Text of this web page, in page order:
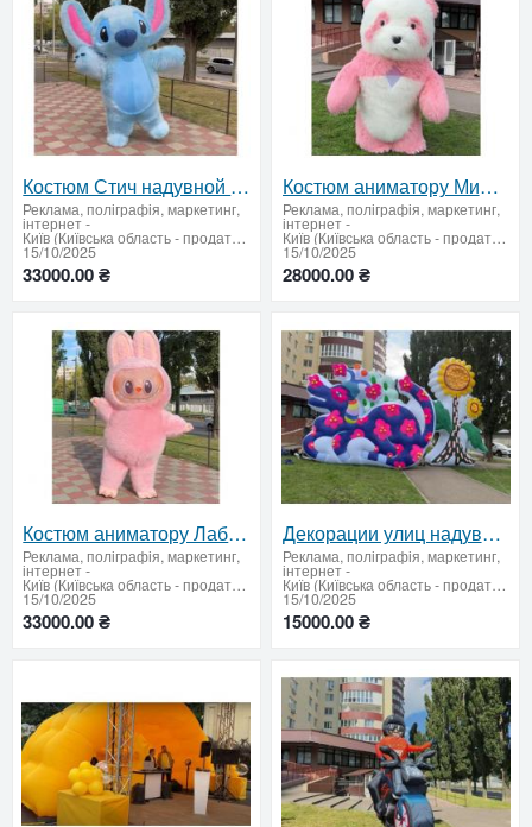
Костюм Стич надувной аниматору 250 см детские праздники, корпоративы
Реклама, поліграфія, маркетинг,
інтернет-
Київ (Київська область - продати купити)
15/10/2025
33000.00 ₴
Костюм аниматору Мишка 250 см, свобода движений, обзор, 4 часа работы
Реклама, поліграфія, маркетинг,
інтернет-
Київ (Київська область - продати купити)
15/10/2025
28000.00 ₴
Костюм аниматору Лабуба для развлечения детей, взрослых
Реклама, поліграфія, маркетинг,
інтернет-
Київ (Київська область - продати купити)
15/10/2025
33000.00 ₴
Декорации улиц надувные для оформления сцены, рекламы
Реклама, поліграфія, маркетинг,
інтернет-
Київ (Київська область - продати купити)
15/10/2025
15000.00 ₴